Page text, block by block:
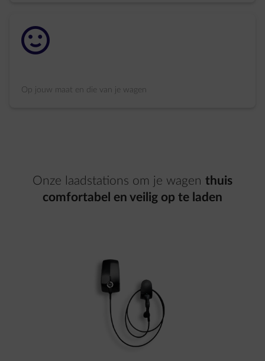
impulse-easy
Op jouw maat en die van je wagen
Onze laadstations om je wagen thuis
comfortabel en veilig op te laden